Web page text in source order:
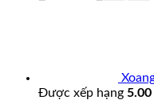
Được xếp hạng 5.00